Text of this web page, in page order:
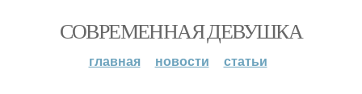
СОВРЕМЕННАЯ ДЕВУШКА
главная новости статьи